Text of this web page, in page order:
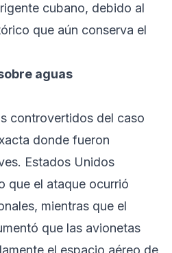
cubano, debido al
que aún conserva el
aguas
controvertidos del caso
donde fueron
Estados Unidos
que el ataque ocurrió
mientras que el
que las avionetas